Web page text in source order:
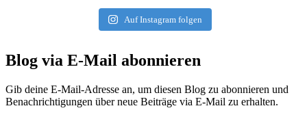
Auf Instagram folgen
Blog via E-Mail abonnieren
Gib deine E-Mail-Adresse an, um diesen Blog zu abonnieren und
Benachrichtigungen über neue Beiträge via E-Mail zu erhalten.